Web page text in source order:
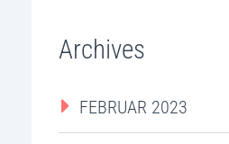
Archives
FEBRUAR 2023